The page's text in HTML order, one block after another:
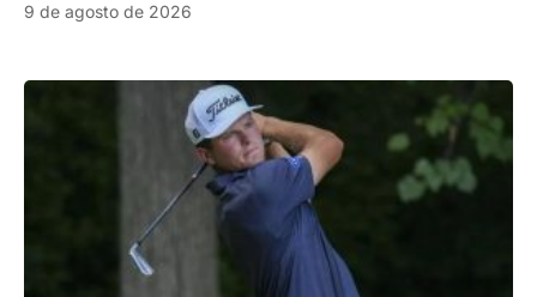
9 de agosto de 2026